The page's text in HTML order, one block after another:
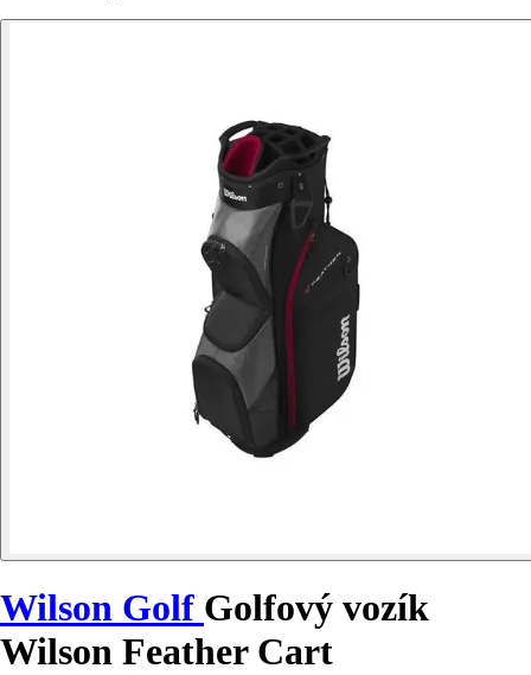
Wilson Golf Golfový vozík
Wilson Feather Cart